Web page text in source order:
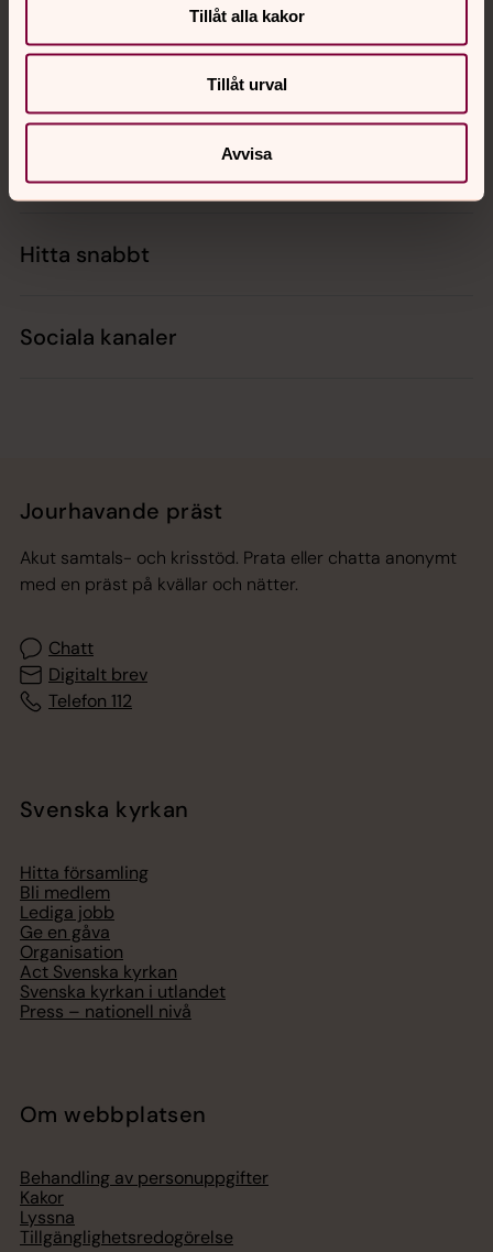
Tillåt alla kakor
Tillåt urval
Avvisa
Hitta snabbt
Sociala kanaler
Jourhavande präst
Akut samtals- och krisstöd. Prata eller chatta anonymt
med en präst på kvällar och nätter.
Chatt
Digitalt brev
Telefon 112
Svenska kyrkan
Hitta församling
Bli medlem
Lediga jobb
Ge en gåva
Organisation
Act Svenska kyrkan
Svenska kyrkan i utlandet
Press – nationell nivå
Om webbplatsen
Behandling av personuppgifter
Kakor
Lyssna
Tillgänglighetsredogörelse